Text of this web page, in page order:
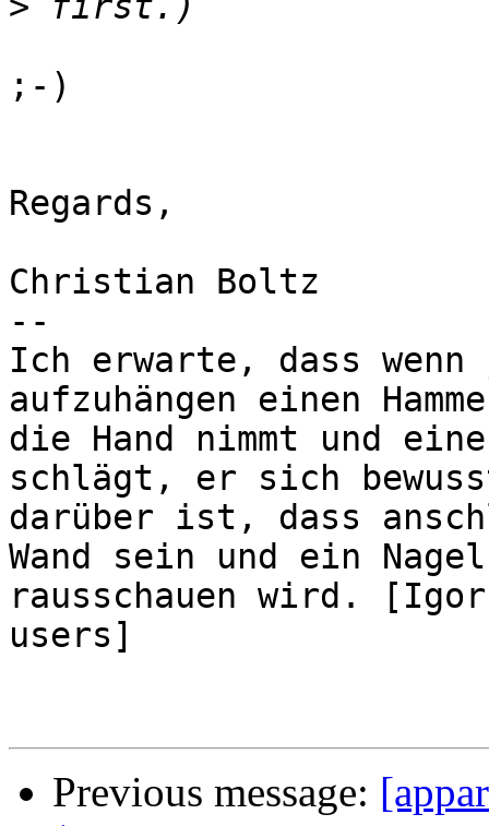
;-)
Regards,
Christian Boltz
--
Ich erwarte, dass wenn
aufzuhängen einen
die Hand nimmt und
schlägt, er sich
darüber ist, dass
Wand sein und ein Nagel
rausschauen wird.
users]
Previous message: